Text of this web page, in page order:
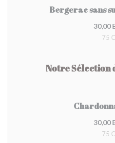
Bergerac sans
30,00
75
Notre Sélection
30,00
75